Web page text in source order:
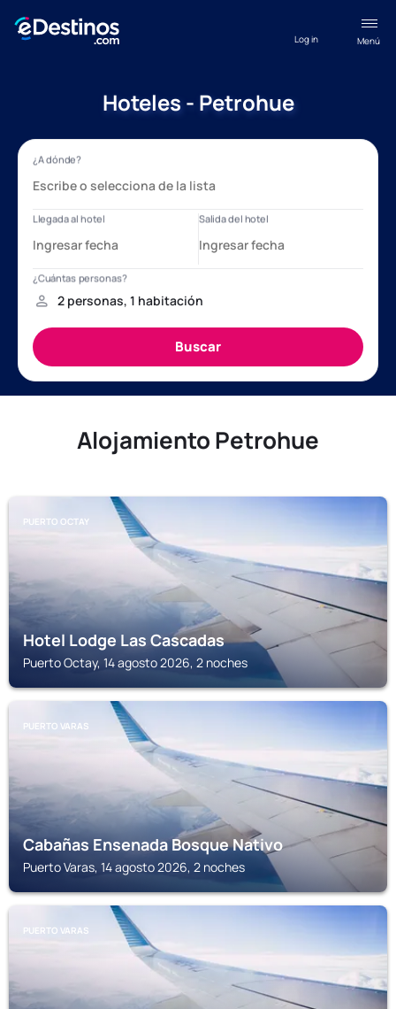
Menú
Log in
Hoteles - Petrohue
Alojamiento Petrohue
PUERTO OCTAY
Hotel Lodge Las Cascadas
Puerto Octay, 14 agosto 2026, 2 noches
PUERTO VARAS
Cabañas Ensenada Bosque Nativo
Puerto Varas, 14 agosto 2026, 2 noches
PUERTO VARAS